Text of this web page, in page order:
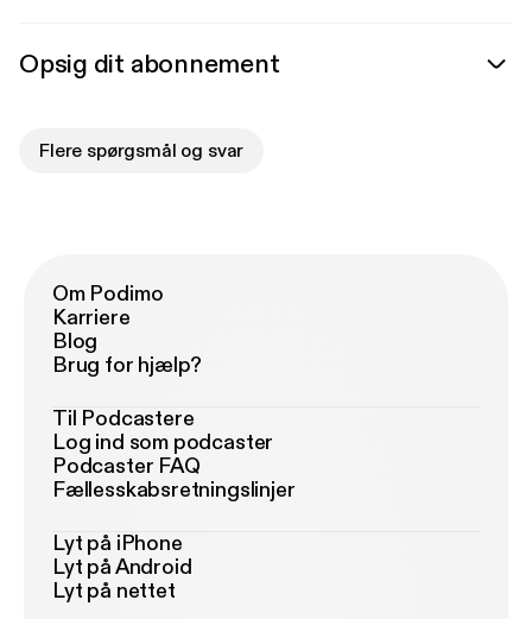
Opsig dit abonnement
Flere spørgsmål og svar
Om Podimo
Karriere
Blog
Brug for hjælp?
Til Podcastere
Log ind som podcaster
Podcaster FAQ
Fællesskabsretningslinjer
Lyt på iPhone
Lyt på Android
Lyt på nettet